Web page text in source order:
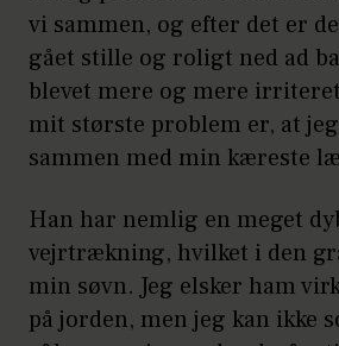
vi sammen, og efter det er
gået stille og roligt ned ad
blevet mere og mere
mit største problem er, at
sammen med min kæreste
Han har nemlig en meget
vejrtrækning, hvilket i den
min søvn. Jeg elsker ham
på jorden, men jeg kan ikke